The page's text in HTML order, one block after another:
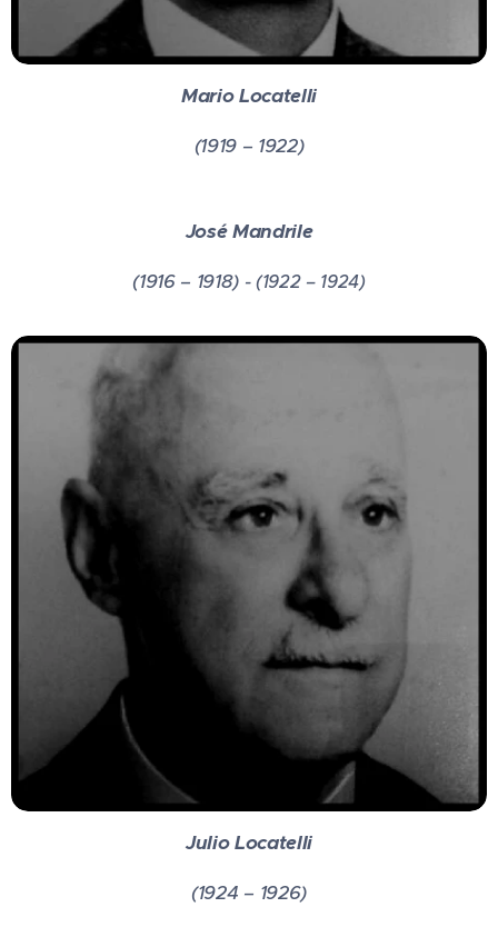
Mario Locatelli
(1919 – 1922)
José Mandrile
(1916 – 1918) -(1922 – 1924)
Julio Locatelli
(1924 – 1926)